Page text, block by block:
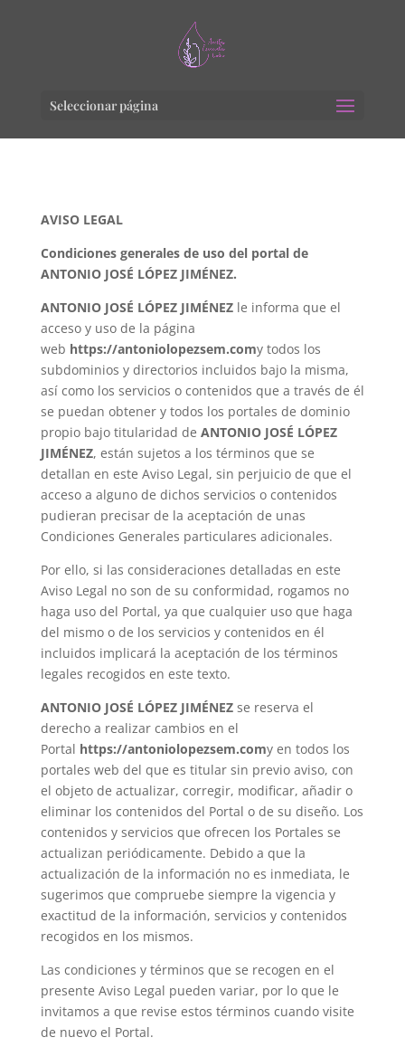
Seleccionar página
AVISO LEGAL
Condiciones generales de uso del portal de
ANTONIO JOSÉ LÓPEZ JIMÉNEZ.
ANTONIO JOSÉ LÓPEZ JIMÉNEZ le informa que el
acceso y uso de la página
web https://antoniolopezsem.comy todos los
subdominios y directorios incluidos bajo la misma,
así como los servicios o contenidos que a través de él
se puedan obtener y todos los portales de dominio
propio bajo titularidad de ANTONIO JOSÉ LÓPEZ
JIMÉNEZ, están sujetos a los términos que se
detallan en este Aviso Legal, sin perjuicio de que el
acceso a alguno de dichos servicios o contenidos
pudieran precisar de la aceptación de unas
Condiciones Generales particulares adicionales.
Por ello, si las consideraciones detalladas en este
Aviso Legal no son de su conformidad, rogamos no
haga uso del Portal, ya que cualquier uso que haga
del mismo o de los servicios y contenidos en él
incluidos implicará la aceptación de los términos
legales recogidos en este texto.
ANTONIO JOSÉ LÓPEZ JIMÉNEZ se reserva el
derecho a realizar cambios en el
Portal https://antoniolopezsem.comy en todos los
portales web del que es titular sin previo aviso, con
el objeto de actualizar, corregir, modificar, añadir o
eliminar los contenidos del Portal o de su diseño. Los
contenidos y servicios que ofrecen los Portales se
actualizan periódicamente. Debido a que la
actualización de la información no es inmediata, le
sugerimos que compruebe siempre la vigencia y
exactitud de la información, servicios y contenidos
recogidos en los mismos.
Las condiciones y términos que se recogen en el
presente Aviso Legal pueden variar, por lo que le
invitamos a que revise estos términos cuando visite
de nuevo el Portal.